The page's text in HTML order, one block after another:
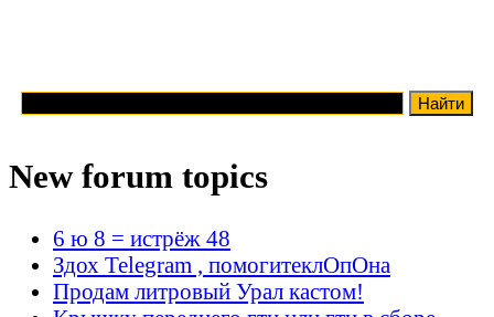
New forum topics
6 ю 8 = истрёж 48
Здох Telegram , помогитеклОпОна
Продам литровый Урал кастом!